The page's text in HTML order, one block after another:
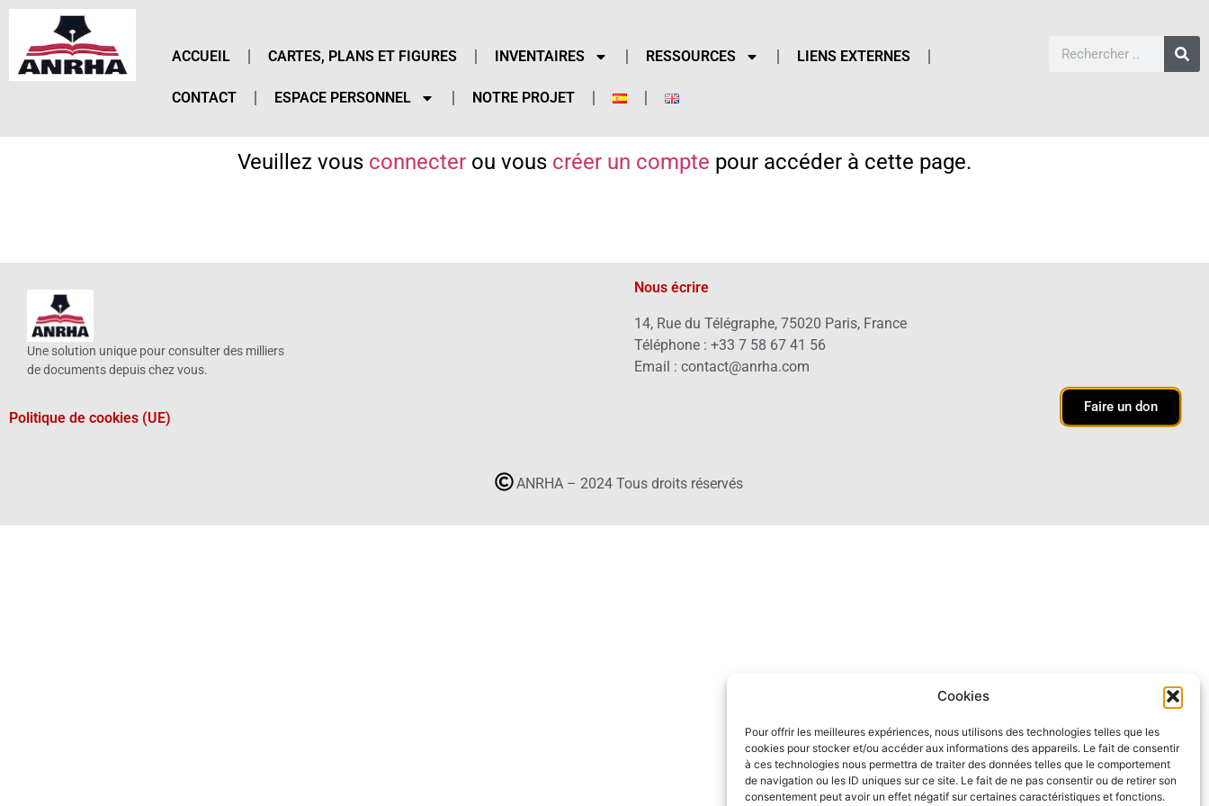
Cookies
Pour offrir les meilleures expériences, nous utilisons des technologies telles que les
cookies pour stocker et/ou accéder aux informations des appareils. Le fait de consentir
à ces technologies nous permettra de traiter des données telles que le comportement
de navigation ou les ID uniques sur ce site. Le fait de ne pas consentir ou de retirer son
consentement peut avoir un effet négatif sur certaines caractéristiques et fonctions.
ACCUEIL CARTES, PLANS ET FIGURES INVENTAIRES RESSOURCES LIENS EXTERNES
CONTACT ESPACE PERSONNEL NOTRE PROJET
Veuillez vous connecter ou vous créer un compte pour accéder à cette page.
Une solution unique pour consulter des milliers
de documents depuis chez vous.
Politique de cookies (UE)
Nous écrire
14, Rue du Télégraphe, 75020 Paris, France
Téléphone : +33 7 58 67 41 56
Email : contact@anrha.com
Faire un don
ANRHA – 2024 Tous droits réservés